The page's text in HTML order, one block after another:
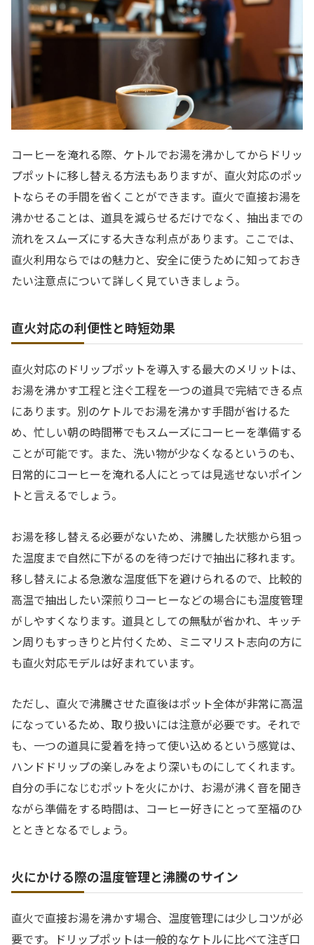
コーヒーを淹れる際、ケトルでお湯を沸かしてからドリッ
プポットに移し替える方法もありますが、直火対応のポッ
トならその手間を省くことができます。直火で直接お湯を
沸かせることは、道具を減らせるだけでなく、抽出までの
流れをスムーズにする大きな利点があります。ここでは、
直火利用ならではの魅力と、安全に使うために知っておき
たい注意点について詳しく見ていきましょう。
直火対応の利便性と時短効果
直火対応のドリップポットを導入する最大のメリットは、
お湯を沸かす工程と注ぐ工程を一つの道具で完結できる点
にあります。別のケトルでお湯を沸かす手間が省けるた
め、忙しい朝の時間帯でもスムーズにコーヒーを準備する
ことが可能です。また、洗い物が少なくなるというのも、
日常的にコーヒーを淹れる人にとっては見逃せないポイン
トと言えるでしょう。
お湯を移し替える必要がないため、沸騰した状態から狙っ
た温度まで自然に下がるのを待つだけで抽出に移れます。
移し替えによる急激な温度低下を避けられるので、比較的
高温で抽出したい深煎りコーヒーなどの場合にも温度管理
がしやすくなります。道具としての無駄が省かれ、キッチ
ン周りもすっきりと片付くため、ミニマリスト志向の方に
も直火対応モデルは好まれています。
ただし、直火で沸騰させた直後はポット全体が非常に高温
になっているため、取り扱いには注意が必要です。それで
も、一つの道具に愛着を持って使い込めるという感覚は、
ハンドドリップの楽しみをより深いものにしてくれます。
自分の手になじむポットを火にかけ、お湯が沸く音を聞き
ながら準備をする時間は、コーヒー好きにとって至福のひ
とときとなるでしょう。
火にかける際の温度管理と沸騰のサイン
直火で直接お湯を沸かす場合、温度管理には少しコツが必
要です。ドリップポットは一般的なケトルに比べて注ぎ口